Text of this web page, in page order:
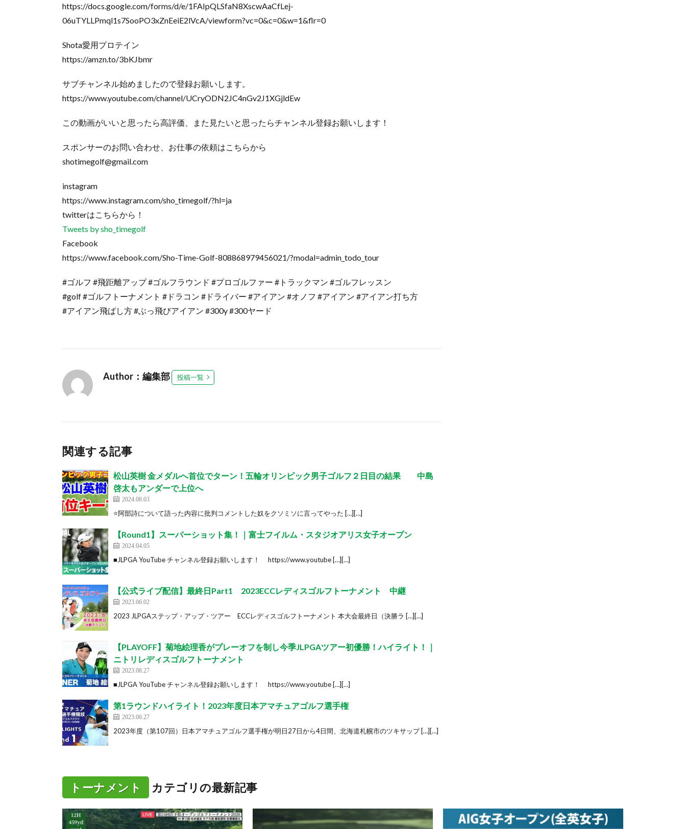
https://docs.google.com/forms/d/e/1FAIpQLSfaN8XscwAaCfLej-
06uTYLLPmql1s7SooPO3xZnEeiE2lVcA/viewform?vc=0&c=0&w=1&flr=0
Shota愛用プロテイン
https://amzn.to/3bKJbmr
サブチャンネル始めましたので登録お願いします。
https://www.youtube.com/channel/UCryODN2JC4nGv2J1XGjldEw
この動画がいいと思ったら高評価、また見たいと思ったらチャンネル登録お願いします！
スポンサーのお問い合わせ、お仕事の依頼はこちらから
shotimegolf@gmail.com
instagram
https://www.instagram.com/sho_timegolf/?hl=ja
twitterはこちらから！
Tweets by sho_timegolf
Facebook
https://www.facebook.com/Sho-Time-Golf-808868979456021/?modal=admin_todo_tour
#ゴルフ #飛距離アップ #ゴルフラウンド #プロゴルファー #トラックマン #ゴルフレッスン
#golf #ゴルフトーナメント #ドラコン #ドライバー #アイアン #オノフ #アイアン #アイアン打ち方
#アイアン飛ばし方 #ぶっ飛びアイアン #300y #300ヤード
Author：編集部 投稿一覧
関連する記事
松山英樹 金メダルへ首位でターン！五輪オリンピック男子ゴルフ２日目の結果 中島
啓太もアンダーで上位へ
2024.08.03
⭐️阿部詩について語った内容に批判コメントした奴をクソミソに言ってやった […][…]
【Round1】スーパーショット集！｜富士フイルム・スタジオアリス女子オープン
2024.04.05
■JLPGA YouTube チャンネル登録お願いします！ https://www.youtube […][…]
【公式ライブ配信】最終日Part1 2023ECCレディスゴルフトーナメント 中継
2023.06.02
2023 JLPGAステップ・アップ・ツアー ECCレディスゴルフトーナメント 本大会最終日（決勝ラ […][…]
【PLAYOFF】菊地絵理香がプレーオフを制し今季JLPGAツアー初優勝！ハイライト！｜
ニトリレディスゴルフトーナメント
2023.08.27
■JLPGA YouTube チャンネル登録お願いします！ https://www.youtube […][…]
第1ラウンドハイライト！2023年度日本アマチュアゴルフ選手権
2023.06.27
2023年度（第107回）日本アマチュアゴルフ選手権が明日27日から4日間、北海道札幌市のツキサップ […][…]
トーナメント カテゴリの最新記事